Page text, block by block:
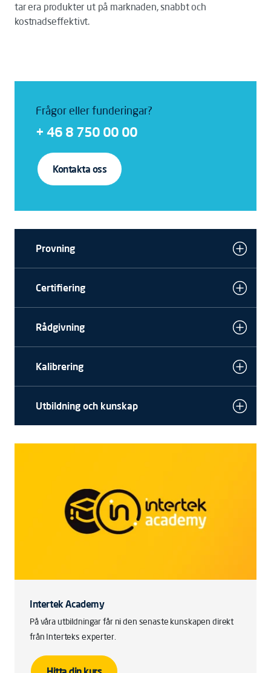
tar era produkter ut på marknaden, snabbt och
kostnadseffektivt.
Frågor eller funderingar?
+ 46 8 750 00 00
Kontakta oss
Provning
Certifiering
Rådgivning
Kalibrering
Utbildning och kunskap
Intertek Academy
På våra utbildningar får ni den senaste kunskapen direkt
från Interteks experter.